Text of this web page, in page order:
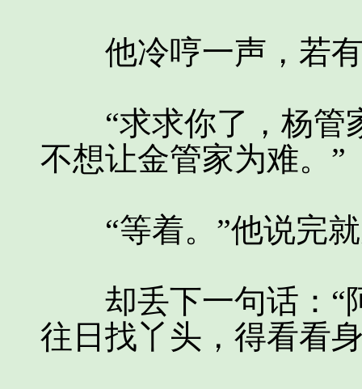
他冷哼一声，若有
“求求你了，杨管
不想让金管家为难。”
“等着。”他说完就
却丢下一句话：“
往日找丫头，得看看